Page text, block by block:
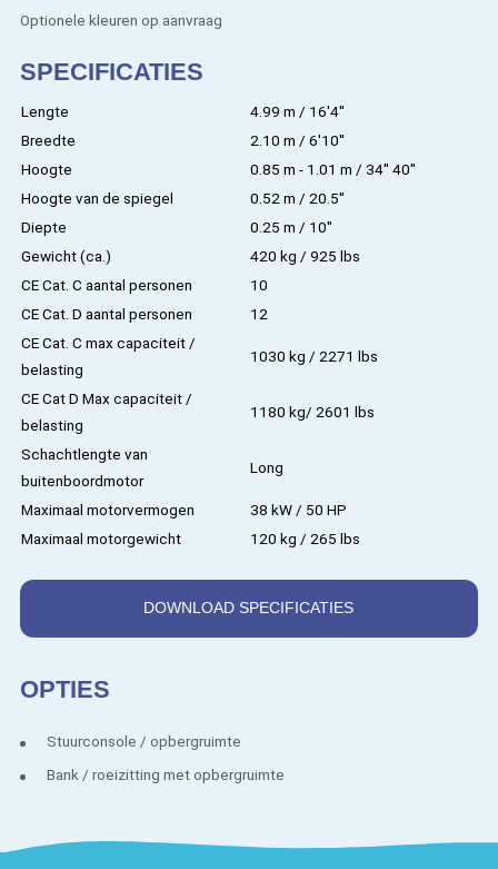
SPECIFICATIES
Lengte
4.99 m / 16'4''
Breedte
2.10 m / 6'10''
Hoogte
0.85 m - 1.01 m / 34'' 40''
Hoogte van de spiegel
0.52 m / 20.5''
Diepte
0.25 m / 10''
Gewicht (ca.)
420 kg / 925 lbs
CE Cat. C aantal personen
10
CE Cat. D aantal personen
12
CE Cat. C max capaciteit /
belasting
1030 kg / 2271 lbs
CE Cat D Max capaciteit /
belasting
1180 kg/ 2601 lbs
Schachtlengte van
buitenboordmotor
Long
Maximaal motorvermogen
38 kW / 50 HP
Maximaal motorgewicht
120 kg / 265 lbs
DOWNLOAD SPECIFICATIES
OPTIES
Stuurconsole / opbergruimte
Bank / roeizitting met opbergruimte
Optionele kleuren op aanvraag